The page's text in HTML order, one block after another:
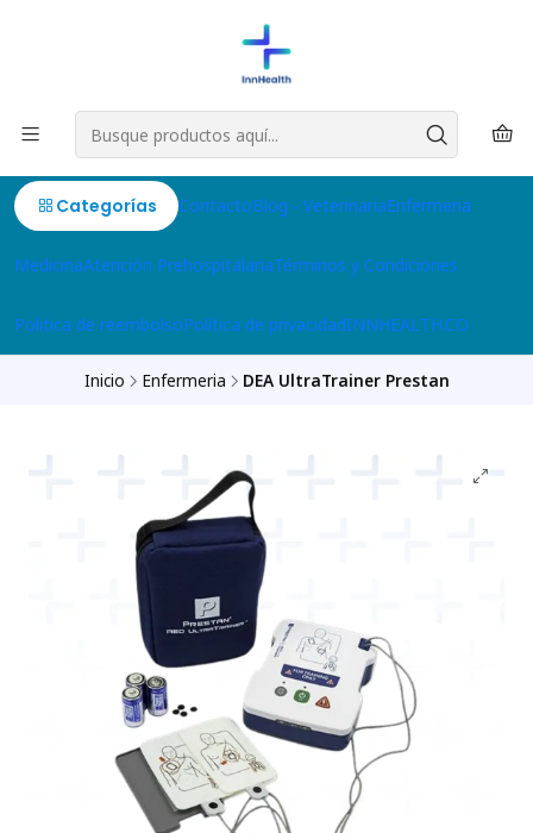
Categorías ContactoBlog VeterinariaEnfermeria
MedicinaAtención PrehospitalariaTérminos y Condiciones
Politica de reembolsoPolítica de privacidadINNHEALTH.CO
Inicio Enfermeria DEA UltraTrainer Prestan